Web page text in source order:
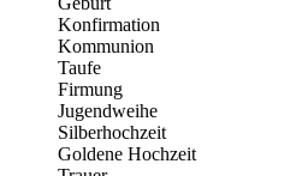
Konfirmation
Kommunion
Taufe
Firmung
Jugendweihe
Silberhochzeit
Goldene Hochzeit